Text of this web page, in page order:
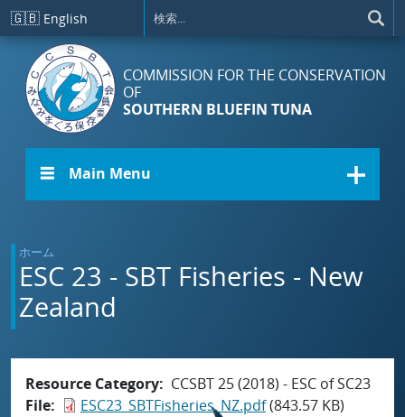
メインコンテンツに移動
🇬🇧 English
COMMISSION FOR THE CONSERVATION
OF
SOUTHERN BLUEFIN TUNA
☰ Main Menu
ホーム
ESC 23 - SBT Fisheries - New
Zealand
Resource Category
CCSBT 25 (2018) - ESC of SC23
File
ESC23_SBTFisheries_NZ.pdf(843.57 KB)